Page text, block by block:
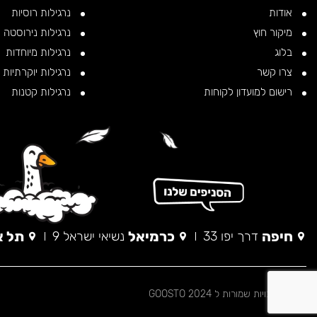
אודות
מיקור חוץ
בלוג
צרו קשר
רישום למועדון לקוחות
נרגילות רוסיות
נרגילות נירוסטה
נרגילות מיוחדות
נרגילות יוקרתיות
נרגילות קטנות
חיפה דרך יפו 33 כרמיאל נשיאי ישראל 9 תל
© כל הזכויות שמורות ל 2024 GOOSTO